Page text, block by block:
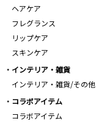
ヘアケア
フレグランス
リップケア
スキンケア
インテリア・雑貨
インテリア・雑貨/その他
コラボアイテム
コラボアイテム